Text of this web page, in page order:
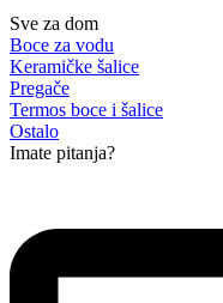
Sve za dom
Boce za vodu
Keramičke šalice
Pregače
Termos boce i šalice
Ostalo
Imate pitanja?